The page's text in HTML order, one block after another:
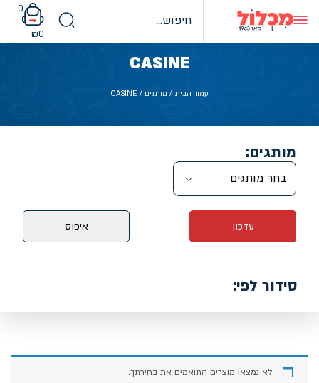
content
0
₪0
CASINE
עמוד הבית / מותגים / CASINE
מותגים:
בחר מותגים
עדכון איפוס
סידור לפי:
לא נמצאו מוצרים התואמים את בחירתך.